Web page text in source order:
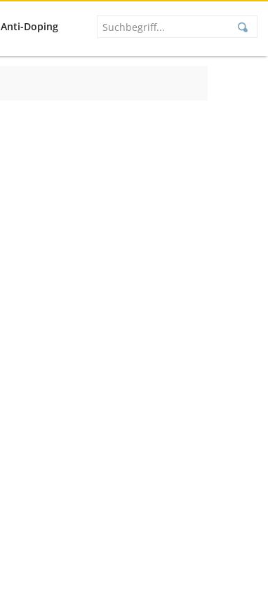
Anti-Doping